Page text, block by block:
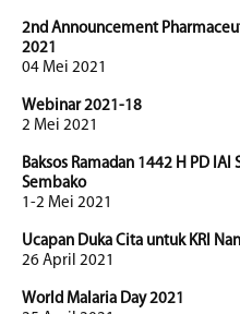
2nd Announcement
2021
04 Mei 2021
Webinar 2021-18
2 Mei 2021
Baksos Ramadan 1442 H PD IAI
Sembako
1-2 Mei 2021
Ucapan Duka Cita untuk KRI
26 April 2021
World Malaria Day 2021